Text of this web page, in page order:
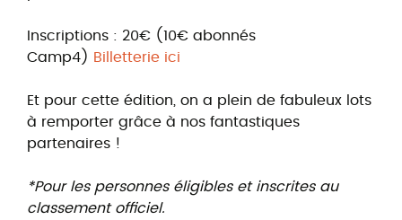
Inscriptions : 20€ (10€ abonnés
Camp4) Billetterie ici
Et pour cette édition, on a plein de fabuleux lots
à remporter grâce à nos fantastiques
partenaires !
*Pour les personnes éligibles et inscrites au
classement officiel.